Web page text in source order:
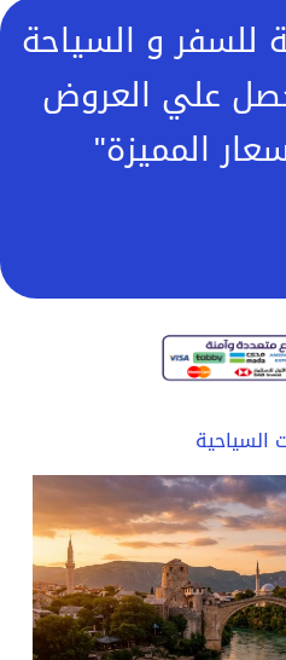
للسفر و السياحة
علي العروض
المميزة"
السياحية